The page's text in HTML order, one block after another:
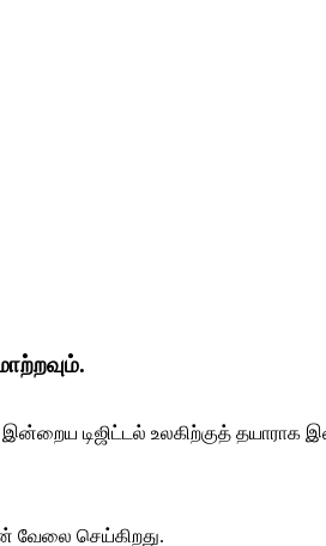
இன்றைய டிஜிட்டல் உலகிற்குத்
வேலை செய்கிறது.